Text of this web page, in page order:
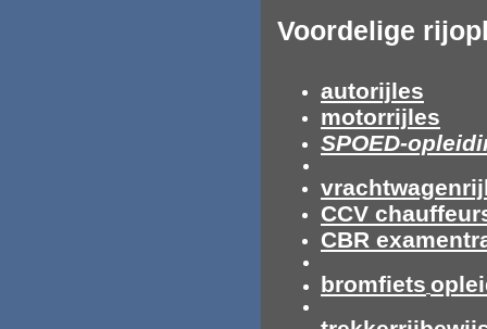
Voordelige
autorijles
motorrijles
SPOED-
CCV
CBR
bromfiets